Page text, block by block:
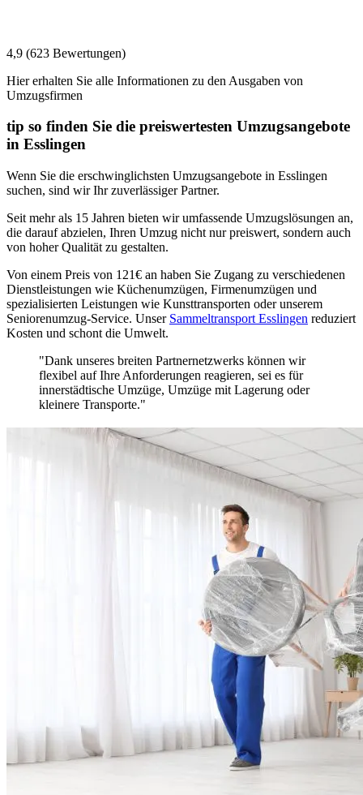
4,9 (623 Bewertungen)
Hier erhalten Sie alle Informationen zu den Ausgaben von
Umzugsfirmen
tip so finden Sie die preiswertesten Umzugsangebote
in Esslingen
Wenn Sie die erschwinglichsten Umzugsangebote in Esslingen
suchen, sind wir Ihr zuverlässiger Partner.
Seit mehr als 15 Jahren bieten wir umfassende Umzugslösungen an,
die darauf abzielen, Ihren Umzug nicht nur preiswert, sondern auch
von hoher Qualität zu gestalten.
Von einem Preis von 121€ an haben Sie Zugang zu verschiedenen
Dienstleistungen wie Küchenumzügen, Firmenumzügen und
spezialisierten Leistungen wie Kunsttransporten oder unserem
Seniorenumzug-Service. Unser Sammeltransport Esslingen reduziert
Kosten und schont die Umwelt.
"Dank unseres breiten Partnernetzwerks können wir
flexibel auf Ihre Anforderungen reagieren, sei es für
innerstädtische Umzüge, Umzüge mit Lagerung oder
kleinere Transporte."